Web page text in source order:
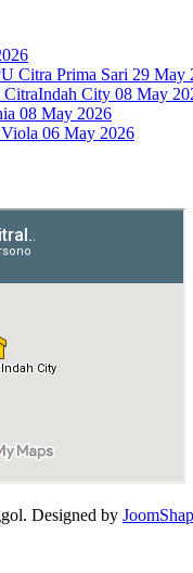
Citra Prima Sari 29 May
City 08 May
08 May 2026
06 May 2026
Designed by